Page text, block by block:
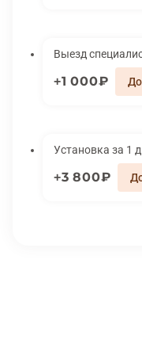
Выезд
1 000₽
Установка
3 800₽